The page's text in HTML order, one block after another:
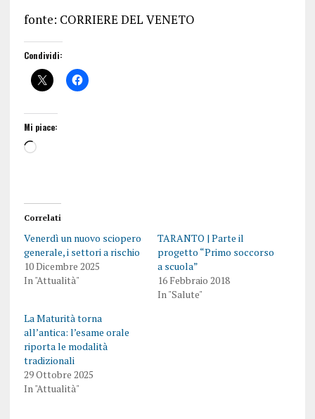
fonte: CORRIERE DEL VENETO
Condividi:
Mi piace:
Correlati
Venerdì un nuovo sciopero
generale, i settori a rischio
10 Dicembre 2025
In "Attualità"
TARANTO | Parte il
progetto “Primo soccorso
a scuola”
16 Febbraio 2018
In "Salute"
La Maturità torna
all’antica: l’esame orale
riporta le modalità
tradizionali
29 Ottobre 2025
In "Attualità"